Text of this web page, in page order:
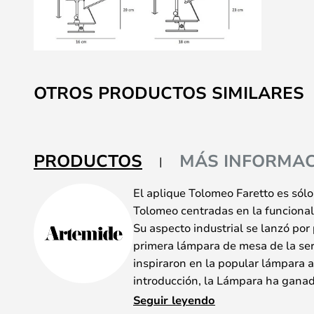
al
comienzo
galería
de
OTROS PRODUCTOS SIMILARES
PRODUCTOS MÁS
El aplique Tolomeo Faretto es
Tolomeo centradas en la
Su aspecto industrial se lanzó
primera lámpara de mesa de la
inspiraron en la popular lámpara
introducción, la Lámpara ha
una lámpara muy popular en todo
Seguir leyendo